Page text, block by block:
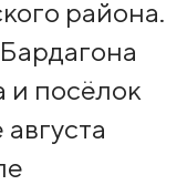
района.
и посёлок